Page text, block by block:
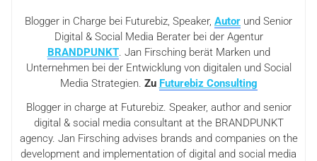
Blogger in Charge bei Futurebiz, Speaker, Autor und Senior
Digital & Social Media Berater bei der Agentur
BRANDPUNKT. Jan Firsching berät Marken und
Unternehmen bei der Entwicklung von digitalen und Social
Media Strategien. Zu Futurebiz Consulting
Blogger in charge at Futurebiz. Speaker, author and senior
digital & social media consultant at the BRANDPUNKT
agency. Jan Firsching advises brands and companies on the
development and implementation of digital and social media